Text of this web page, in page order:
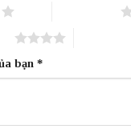
bạn*